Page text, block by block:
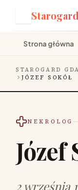
Strona główna
STAROGARD
JÓZEF SOKÓŁ
NEKROLOG
Józef
2 września